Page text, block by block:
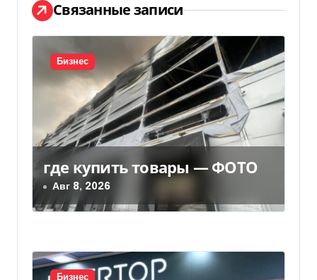
ц
и
я
о
з
а
п
и
с
Связанные записи
Бизнес
где купить товары — ФОТО
Авг 8, 2026
Бизнес